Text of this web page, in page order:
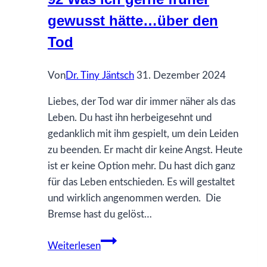
gewusst hätte…über den
Tod
VonDr. Tiny Jäntsch 31. Dezember 2024
Liebes, der Tod war dir immer näher als das
Leben. Du hast ihn herbeigesehnt und
gedanklich mit ihm gespielt, um dein Leiden
zu beenden. Er macht dir keine Angst. Heute
ist er keine Option mehr. Du hast dich ganz
für das Leben entschieden. Es will gestaltet
und wirklich angenommen werden. Die
Bremse hast du gelöst…
Weiterlesen
92